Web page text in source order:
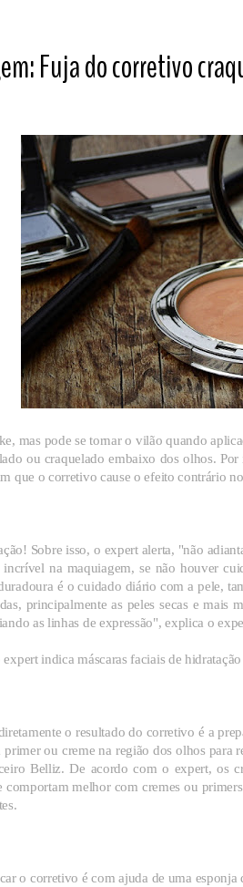
Fuja do corretivo
mas pode se tornar o vilão quando
ou craquelado embaixo dos olhos.
que o corretivo cause o efeito contrário
Sobre isso, o expert alerta, "não
incrível na maquiagem, se não houver
é o cuidado diário com a pele,
principalmente as peles secas e mais
as linhas de expressão", explica o
indica máscaras faciais de
o resultado do corretivo é a
ou creme na região dos olhos para
Belliz. De acordo com o expert, os
comportam melhor com cremes ou
o corretivo é com ajuda de uma